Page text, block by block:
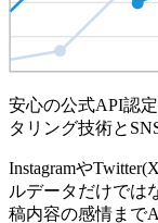
安心の公式API認
タリング技術と
Instagramや
ルデータだけでは
稿内容の感情まで